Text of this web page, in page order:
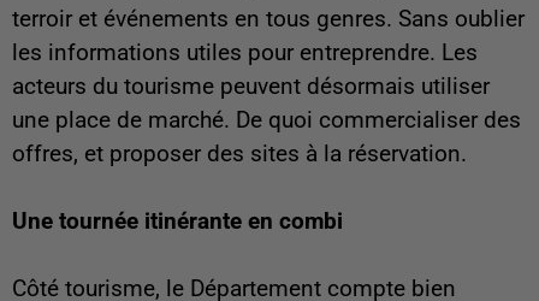
terroir et événements en tous genres. Sans oublier
les informations utiles pour entreprendre. Les
acteurs du tourisme peuvent désormais utiliser
une place de marché. De quoi commercialiser des
offres, et proposer des sites à la réservation.
Une tournée itinérante en combi
Côté tourisme, le Département compte bien